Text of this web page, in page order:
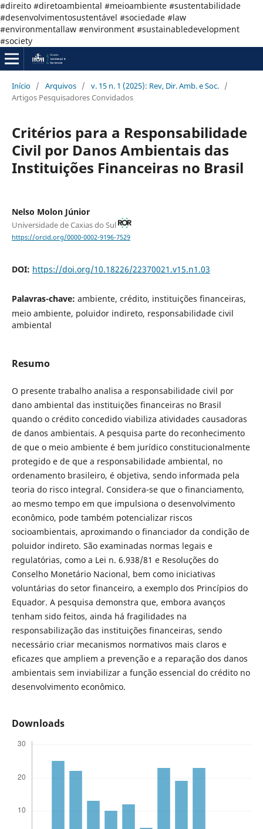
#direito #diretoambiental #meioambiente #sustentabilidade
#desenvolvimentosustentável #sociedade #law
#environmentallaw #environment #sustainabledevelopment
#society
Início / Arquivos / v. 15 n. 1 (2025): Rev, Dir. Amb. e Soc. /
Artigos Pesquisadores Convidados
Critérios para a Responsabilidade
Civil por Danos Ambientais das
Instituições Financeiras no Brasil
Nelso Molon Júnior
Universidade de Caxias do Sul
https://orcid.org/0000-0002-9196-7529
DOI: https://doi.org/10.18226/22370021.v15.n1.03
Palavras-chave: ambiente, crédito, instituições financeiras,
meio ambiente, poluidor indireto, responsabilidade civil
ambiental
Resumo
O presente trabalho analisa a responsabilidade civil por
dano ambiental das instituições financeiras no Brasil
quando o crédito concedido viabiliza atividades causadoras
de danos ambientais. A pesquisa parte do reconhecimento
de que o meio ambiente é bem jurídico constitucionalmente
protegido e de que a responsabilidade ambiental, no
ordenamento brasileiro, é objetiva, sendo informada pela
teoria do risco integral. Considera-se que o financiamento,
ao mesmo tempo em que impulsiona o desenvolvimento
econômico, pode também potencializar riscos
socioambientais, aproximando o financiador da condição de
poluidor indireto. São examinadas normas legais e
regulatórias, como a Lei n. 6.938/81 e Resoluções do
Conselho Monetário Nacional, bem como iniciativas
voluntárias do setor financeiro, a exemplo dos Princípios do
Equador. A pesquisa demonstra que, embora avanços
tenham sido feitos, ainda há fragilidades na
responsabilização das instituições financeiras, sendo
necessário criar mecanismos normativos mais claros e
eficazes que ampliem a prevenção e a reparação dos danos
ambientais sem inviabilizar a função essencial do crédito no
desenvolvimento econômico.
Downloads